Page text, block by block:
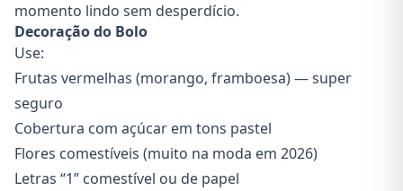
momento lindo sem desperdício.
Decoração do Bolo
Use:
Frutas vermelhas (morango, framboesa) — super
seguro
Cobertura com açúcar em tons pastel
Flores comestíveis (muito na moda em 2026)
Letras “1” comestível ou de papel